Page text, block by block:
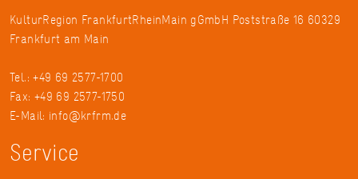
KulturRegion FrankfurtRheinMain gGmbH Poststraße 16 60329
Frankfurt am Main
Tel.: +49 69 2577-1700
Fax: +49 69 2577-1750
E-Mail: info@krfrm.de
Service